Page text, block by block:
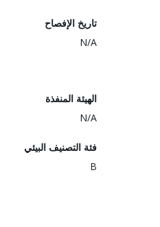
تاريخ الإفصاح
N/A
الهيئة المنفذة
N/A
فئة التصنيف البيئي
B